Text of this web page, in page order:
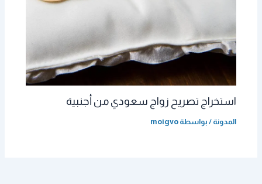
استخراج تصريح زواج سعودي من أجنبية
المدونة / بواسطة moigvo